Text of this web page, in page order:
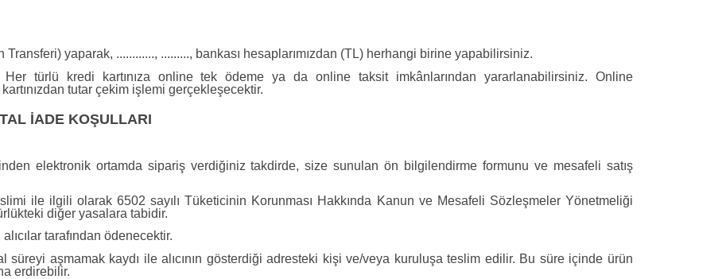
yaparak, ............, ........., bankası hesaplarımızdan (TL) herhangi birine yapabilirsiniz.
Her türlü kredi kartınıza online tek ödeme ya da online taksit imkânlarından yararlanabilirsiniz. Online
tutar çekim işlemi gerçekleşecektir.
İADE KOŞULLARI
elektronik ortamda sipariş verdiğiniz takdirde, size sunulan ön bilgilendirme formunu ve mesafeli satış
ile ilgili olarak 6502 sayılı Tüketicinin Korunması Hakkında Kanun ve Mesafeli Sözleşmeler Yönetmeliği
diğer yasalara tabidir.
tarafından ödenecektir.
süreyi aşmamak kaydı ile alıcının gösterdiği adresteki kişi ve/veya kuruluşa teslim edilir. Bu süre içinde ürün
erdirebilir.